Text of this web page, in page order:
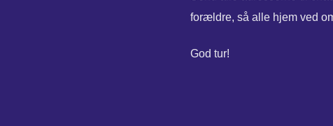
forældre, så alle hjem ved
God tur!